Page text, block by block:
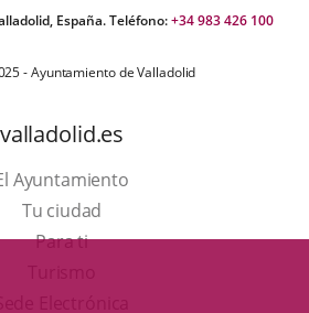
España. Teléfono:+34 983 426 100
- Ayuntamiento de Valladolid
valladolid.es
Ayuntamiento
Tu ciudad
Para ti